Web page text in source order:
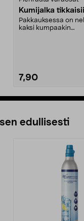
Kumijalka
Pakkauksessa on
kaksi kumpaakin
7,90
edullisesti